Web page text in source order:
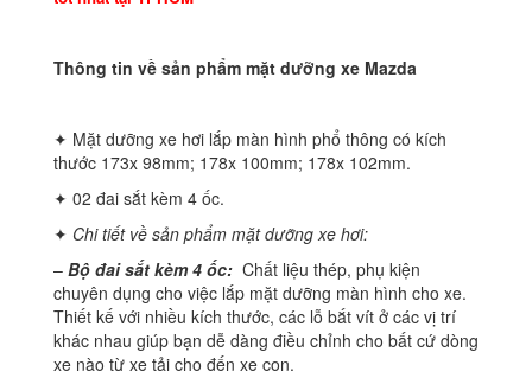
Thông tin về sản phẩm mặt dưỡng xe Mazda
✦ Mặt dưỡng xe hơi lắp màn hình phổ thông có kích
thước 173x 98mm; 178x 100mm; 178x 102mm.
✦ 02 đai sắt kèm 4 ốc.
✦ Chi tiết về sản phẩm mặt dưỡng xe hơi:
– Bộ đai sắt kèm 4 ốc: Chất liệu thép, phụ kiện
chuyên dụng cho việc lắp mặt dưỡng màn hình cho xe.
Thiết kế với nhiều kích thước, các lỗ bắt vít ở các vị trí
khác nhau giúp bạn dễ dàng điều chỉnh cho bất cứ dòng
xe nào từ xe tải cho đến xe con.